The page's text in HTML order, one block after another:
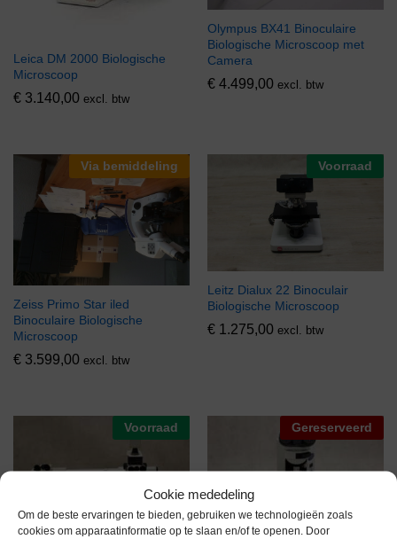
Cookie mededeling
Om de beste ervaringen te bieden, gebruiken we technologieën zoals
cookies om apparaatinformatie op te slaan en/of te openen. Door
Leica DM 2000 Biologische
Microscoop
€ 3.140,00 excl. btw
Olympus BX41 Binoculaire
Biologische Microscoop met
Camera
€ 4.499,00 excl. btw
Via bemiddeling
Zeiss Primo Star iled
Binoculaire Biologische
Microscoop
€ 3.599,00 excl. btw
Voorraad
Leitz Dialux 22 Binoculair
Biologische Microscoop
€ 1.275,00 excl. btw
Voorraad Gereserveerd